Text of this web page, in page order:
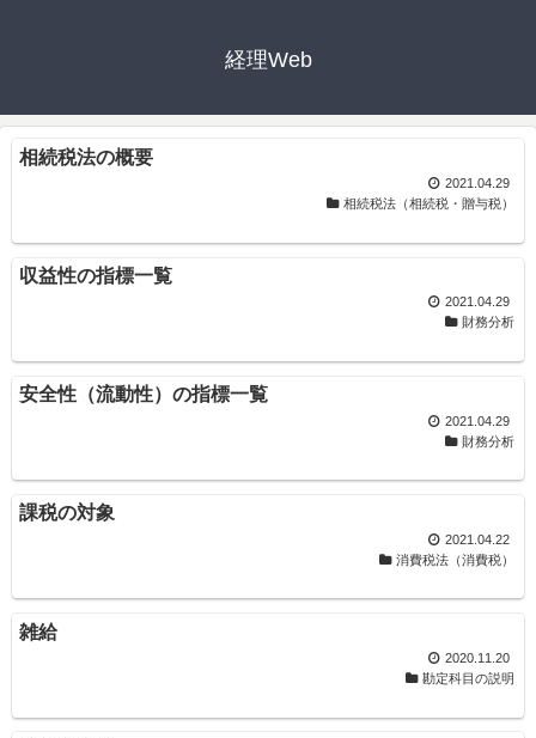
経理Web
相続税法の概要
2021.04.29
相続税法（相続税・贈与税）
収益性の指標一覧
2021.04.29
財務分析
安全性（流動性）の指標一覧
2021.04.29
財務分析
課税の対象
2021.04.22
消費税法（消費税）
雑給
2020.11.20
勘定科目の説明